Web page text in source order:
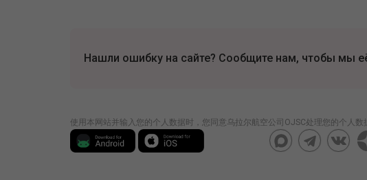
Нашли ошибку на сайте? Сообщите нам, чтобы мы
使用本网站并输入您的个人数据时，您同意乌拉尔航空公司OJSC处理您的个人